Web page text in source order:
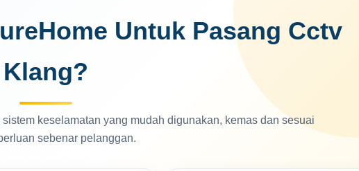
Untuk Pasang Cctv
Klang?
keselamatan yang mudah digunakan, kemas dan sesuai
sebenar pelanggan.